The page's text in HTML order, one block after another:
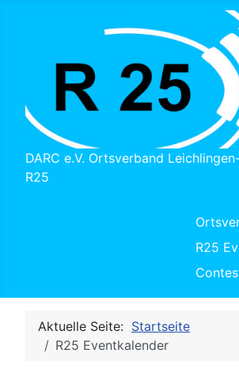
DARC e.V. Ortsverband
R25
R25
Aktuelle Seite: Startseite
R25 Eventkalender